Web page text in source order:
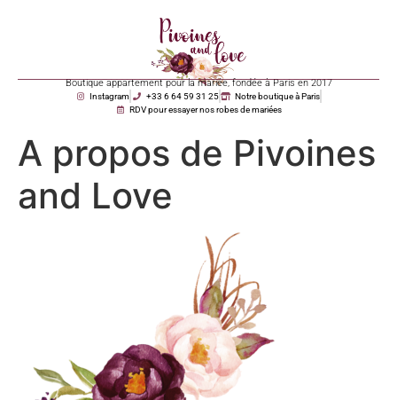
Boutique appartement pour la mariée, fondée à Paris en 2017
Instagram +33 6 64 59 31 25
Notre boutique à Paris
RDV pour essayer nos robes de mariées
A propos de Pivoines
and Love